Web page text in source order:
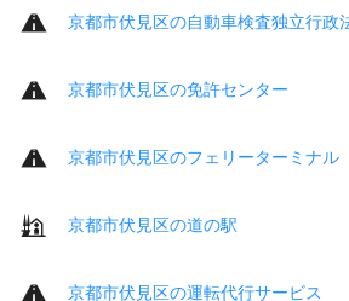
京都市伏見区の自動車検査独立行政
京都市伏見区の免許センター
京都市伏見区のフェリーターミナル
京都市伏見区の道の駅
京都市伏見区の運転代行サービス